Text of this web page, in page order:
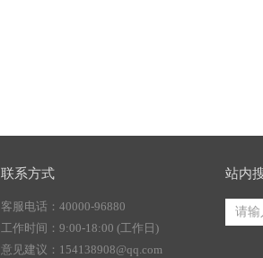
联系方式
客服电话：40000-96880
工作时间：9:00-18:00 (工作日)
意见建议：154138908@qq.com
站内